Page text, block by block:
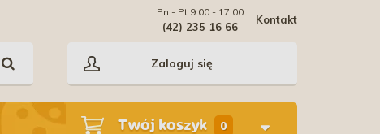
Kontakt
Pn - Pt 9:00 - 17:00
(42) 235 16 66
Zaloguj się
Twój koszyk 0